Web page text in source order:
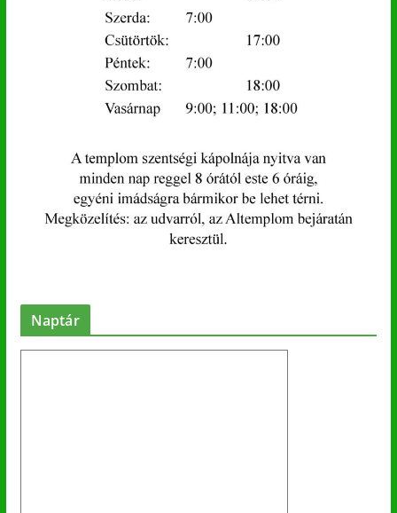
Naptár